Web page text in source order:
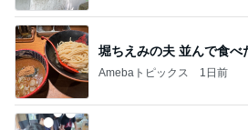
堀ちえみの夫 並んで食べ
Amebaトピックス 1日前